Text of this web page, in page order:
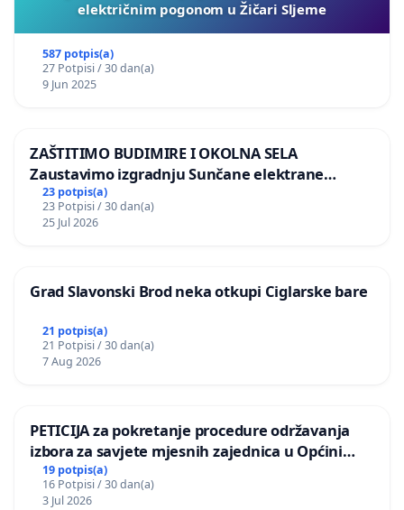
električnim pogonom u Žičari Sljeme
587 potpis(a)
27 Potpisi / 30 dan(a)
9 Jun 2025
ZAŠTITIMO BUDIMIRE I OKOLNA SELA
Zaustavimo izgradnju Sunčane elektrane
Vedrine na području Ugljana
23 potpis(a)
23 Potpisi / 30 dan(a)
25 Jul 2026
Grad Slavonski Brod neka otkupi Ciglarske bare
21 potpis(a)
21 Potpisi / 30 dan(a)
7 Aug 2026
PETICIJA za pokretanje procedure održavanja
izbora za savjete mjesnih zajednica u Općini
Bugojno
19 potpis(a)
16 Potpisi / 30 dan(a)
3 Jul 2026